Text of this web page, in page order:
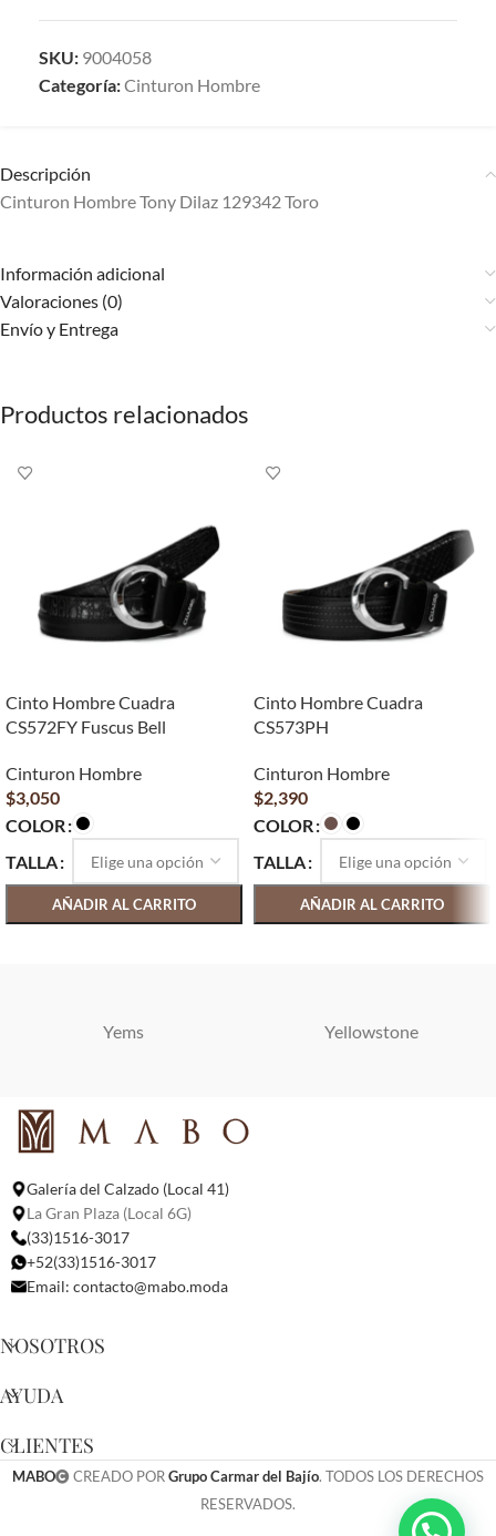
SKU: 9004058
Categoría:Cinturon Hombre
Descripción
Cinturon Hombre Tony Dilaz 129342 Toro
Información adicional
Valoraciones (0)
Envío y Entrega
Productos relacionados
Cinto Hombre Cuadra
CS572FY Fuscus Bell
Cinturon Hombre
$3,050
COLOR
TALLA
AÑADIR AL CARRITO
Cinto Hombre Cuadra
CS573PH
Cinturon Hombre
$2,390
COLOR
TALLA
AÑADIR AL CARRITO
Yems Yellowstone
Galería del Calzado (Local 41)
La Gran Plaza (Local 6G)
(33)1516-3017
+52(33)1516-3017
Email: contacto@mabo.moda
NOSOTROS
AYUDA
CLIENTES
MABO CREADO PORGrupo Carmar del Bajío. TODOS LOS DERECHOS
RESERVADOS.